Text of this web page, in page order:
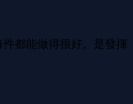
都能做得很好。是發揮